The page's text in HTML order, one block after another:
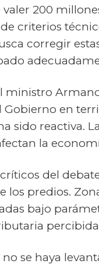
200
criterios
corregir
Gobierno en
sido reactiva.
la
del
los predios.
bajo
se haya